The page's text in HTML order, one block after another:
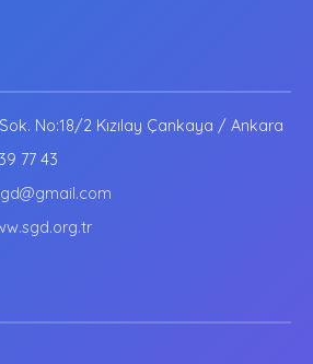
Sok. No:18/2 Kızılay Çankaya / Ankara
77 43